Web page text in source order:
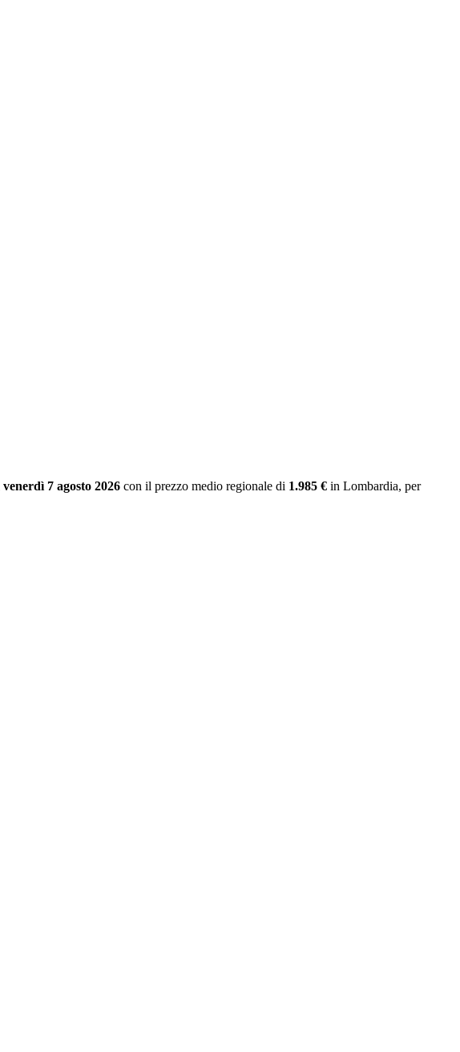
venerdì 7 agosto 2026 con il prezzo medio regionale di 1.985 € in Lombardia, per